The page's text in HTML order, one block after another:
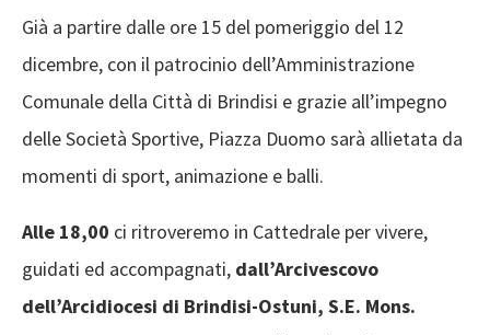
Già a partire dalle ore 15 del pomeriggio del 12
dicembre, con il patrocinio dell’Amministrazione
Comunale della Città di Brindisi e grazie all’impegno
delle Società Sportive, Piazza Duomo sarà allietata da
momenti di sport, animazione e balli.
Alle 18,00 ci ritroveremo in Cattedrale per vivere,
guidati ed accompagnati, dall’Arcivescovo
dell’Arcidiocesi di Brindisi-Ostuni, S.E. Mons.